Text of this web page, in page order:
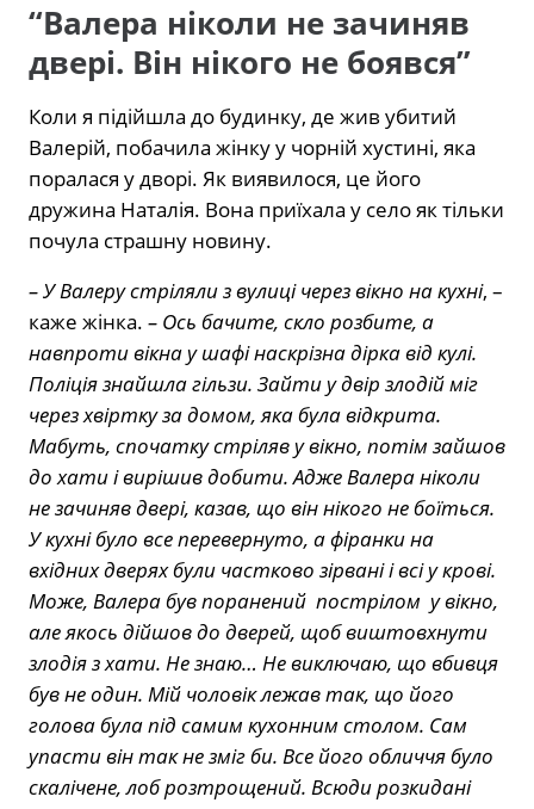
“Валера ніколи не зачиняв
двері. Він нікого не боявся”
Коли я підійшла до будинку, де жив убитий
Валерій, побачила жінку у чорній хустині, яка
поралася у дворі. Як виявилося, це його
дружина Наталія. Вона приїхала у село як тільки
почула страшну новину.
– У Валеру стріляли з вулиці через вікно на кухні, –
каже жінка. – Ось бачите, скло розбите, а
навпроти вікна у шафі наскрізна дірка від кулі.
Поліція знайшла гільзи. Зайти у двір злодій міг
через хвіртку за домом, яка була відкрита.
Мабуть, спочатку стріляв у вікно, потім зайшов
до хати і вирішив добити. Адже Валера ніколи
не зачиняв двері, казав, що він нікого не боїться.
У кухні було все перевернуто, а фіранки на
вхідних дверях були частково зірвані і всі у крові.
Може, Валера був поранений пострілом у вікно,
але якось дійшов до дверей, щоб виштовхнути
злодія з хати. Не знаю… Не виключаю, що вбивця
був не один. Мій чоловік лежав так, що його
голова була під самим кухонним столом. Сам
упасти він так не зміг би. Все його обличчя було
скалічене, лоб розтрощений. Всюди розкидані